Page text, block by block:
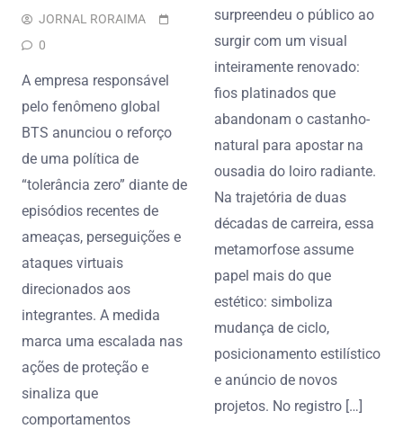
JORNAL RORAIMA
0
A empresa responsável
pelo fenômeno global
BTS anunciou o reforço
de uma política de
“tolerância zero” diante de
episódios recentes de
ameaças, perseguições e
ataques virtuais
direcionados aos
integrantes. A medida
marca uma escalada nas
ações de proteção e
sinaliza que
comportamentos
surpreendeu o público ao
surgir com um visual
inteiramente renovado:
fios platinados que
abandonam o castanho-
natural para apostar na
ousadia do loiro radiante.
Na trajetória de duas
décadas de carreira, essa
metamorfose assume
papel mais do que
estético: simboliza
mudança de ciclo,
posicionamento estilístico
e anúncio de novos
projetos. No registro […]